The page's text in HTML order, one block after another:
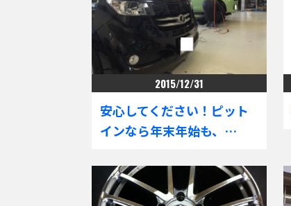
2015/12/31
安心してください！ピット
インなら年末年始も、…